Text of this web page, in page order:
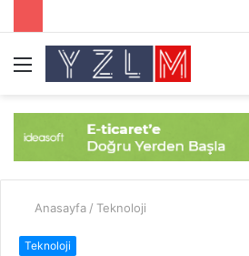
Menü
Anasayfa / Teknoloji
Teknoloji